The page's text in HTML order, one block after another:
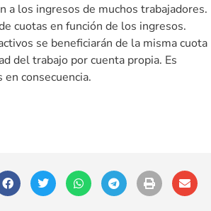
a los ingresos de muchos trabajadores.
cuotas en función de los ingresos.
se beneficiarán de la misma cuota
del trabajo por cuenta propia. Es
consecuencia.